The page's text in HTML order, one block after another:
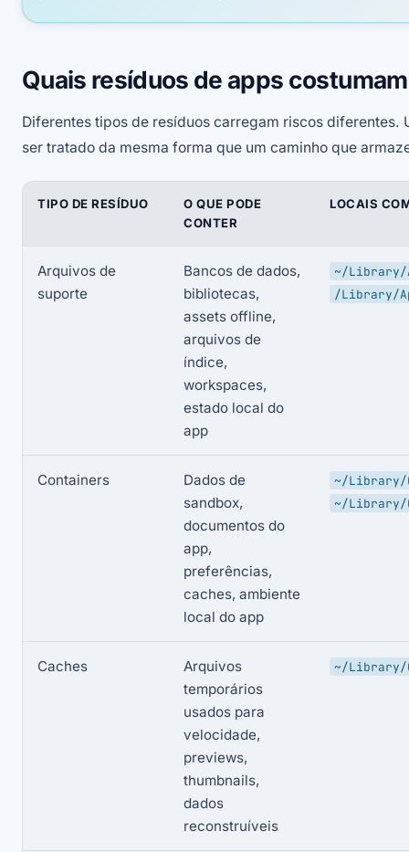
Quais resíduos de apps
Diferentes tipos de resíduos carregam riscos diferentes.
ser tratado da mesma forma que um caminho que
TIPO DE RESÍDUO
O QUE PODE
CONTER
LOCAIS
Arquivos de
suporte
Bancos de dados,
bibliotecas,
assets offline,
arquivos de
índice,
workspaces,
estado local do
app
~/Library/
/Library/
Containers
Dados de
sandbox,
documentos do
app,
preferências,
caches, ambiente
local do app
~/Library/
~/Library/
Caches
Arquivos
temporários
usados para
velocidade,
previews,
thumbnails,
dados
reconstruíveis
~/Library/